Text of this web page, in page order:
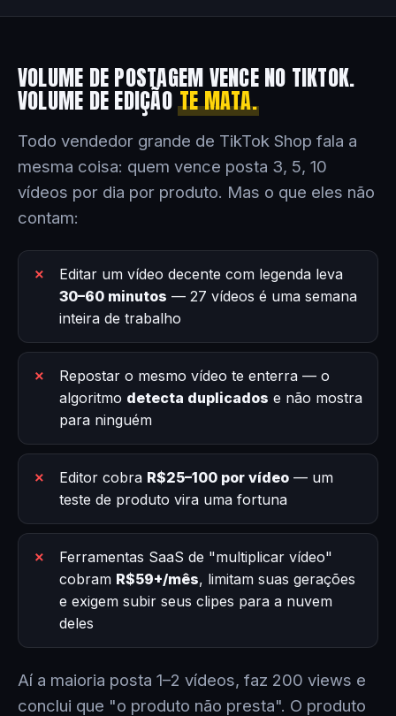
VOLUME DE POSTAGEM VENCE NO TIKTOK.
VOLUME DE EDIÇÃOTE MATA.
Todo vendedor grande de TikTok Shop fala a
mesma coisa: quem vence posta 3, 5, 10
vídeos por dia por produto. Mas o que eles não
contam:
Editar um vídeo decente com legenda leva
30–60 minutos — 27 vídeos é uma semana
inteira de trabalho
Repostar o mesmo vídeo te enterra — o
algoritmo detecta duplicados e não mostra
para ninguém
Editor cobra R$25–100 por vídeo — um
teste de produto vira uma fortuna
Ferramentas SaaS de "multiplicar vídeo"
cobram R$59+/mês, limitam suas gerações
e exigem subir seus clipes para a nuvem
deles
Aí a maioria posta 1–2 vídeos, faz 200 views e
conclui que "o produto não presta". O produto